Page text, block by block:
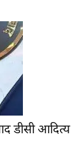
डीसी आदित्य